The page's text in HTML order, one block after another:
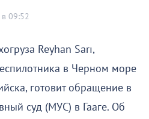
в 09:52
Reyhan Sarı,
в Черном море
готовит обращение в
суд (МУС) в Гааге. Об